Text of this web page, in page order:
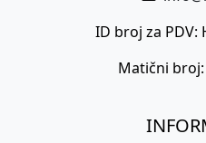
ID broj za PDV:
Matični broj: